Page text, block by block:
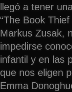
llegó a tener
“The Book
Markus Zusak,
impedirse
infantil y en las
que nos eligen
Emma